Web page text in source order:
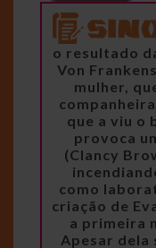
o resultado
Von
mulher,
que a viu o
provoca
(Clancy
como
criação de
a primeira
Apesar dela